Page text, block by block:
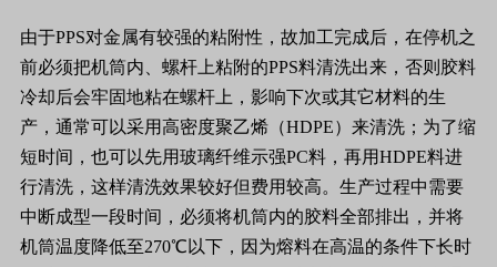
由于PPS对金属有较强的粘附性，故加工完成后，在停机之
前必须把机筒内、螺杆上粘附的PPS料清洗出来，否则胶料
冷却后会牢固地粘在螺杆上，影响下次或其它材料的生
产，通常可以采用高密度聚乙烯（HDPE）来清洗；为了缩
短时间，也可以先用玻璃纤维示强PC料，再用HDPE料进
行清洗，这样清洗效果较好但费用较高。生产过程中需要
中断成型一段时间，必须将机筒内的胶料全部排出，并将
机筒温度降低至270℃以下，因为熔料在高温的条件下长时